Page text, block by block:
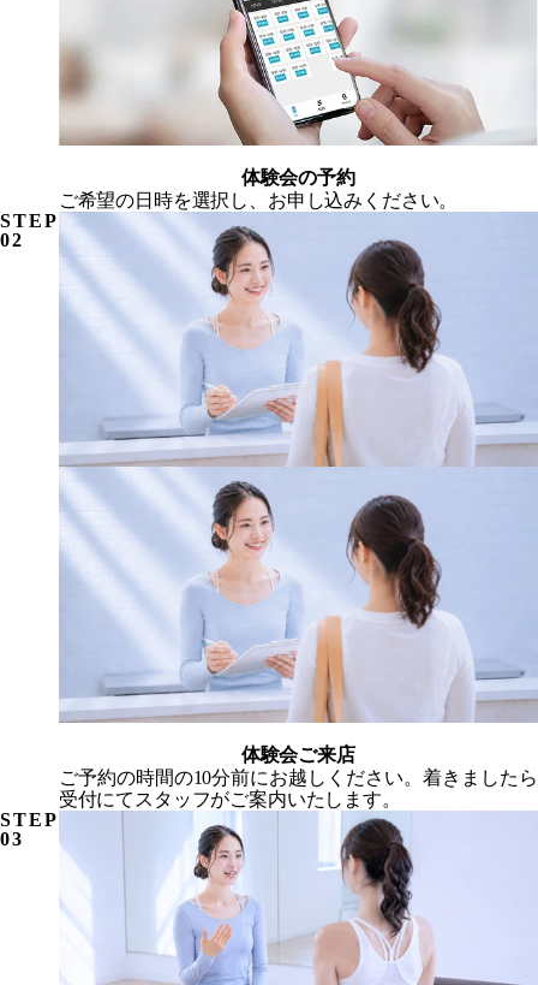
体験会の予約
ご希望の日時を選択し、お申し込みください。
STEP
02
体験会ご来店
ご予約の時間の10分前にお越しください。着きましたら
受付にてスタッフがご案内いたします。
STEP
03